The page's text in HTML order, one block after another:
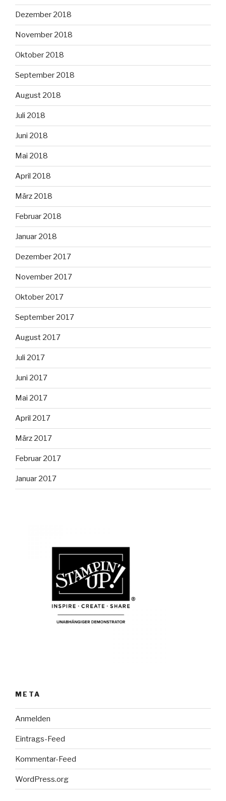
Dezember 2018
November 2018
Oktober 2018
September 2018
August 2018
Juli 2018
Juni 2018
Mai 2018
April 2018
März 2018
Februar 2018
Januar 2018
Dezember 2017
November 2017
Oktober 2017
September 2017
August 2017
Juli 2017
Juni 2017
Mai 2017
April 2017
März 2017
Februar 2017
Januar 2017
META
Anmelden
Eintrags-Feed
Kommentar-Feed
WordPress.org